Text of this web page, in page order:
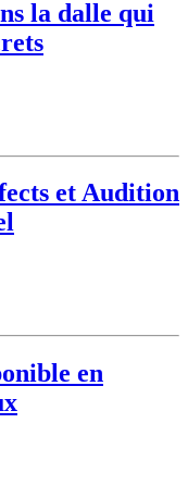
la dalle qui
et Audition
en